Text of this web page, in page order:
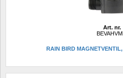
Art. nr.
RAIN BIRD